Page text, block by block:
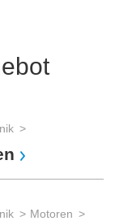
Motoren